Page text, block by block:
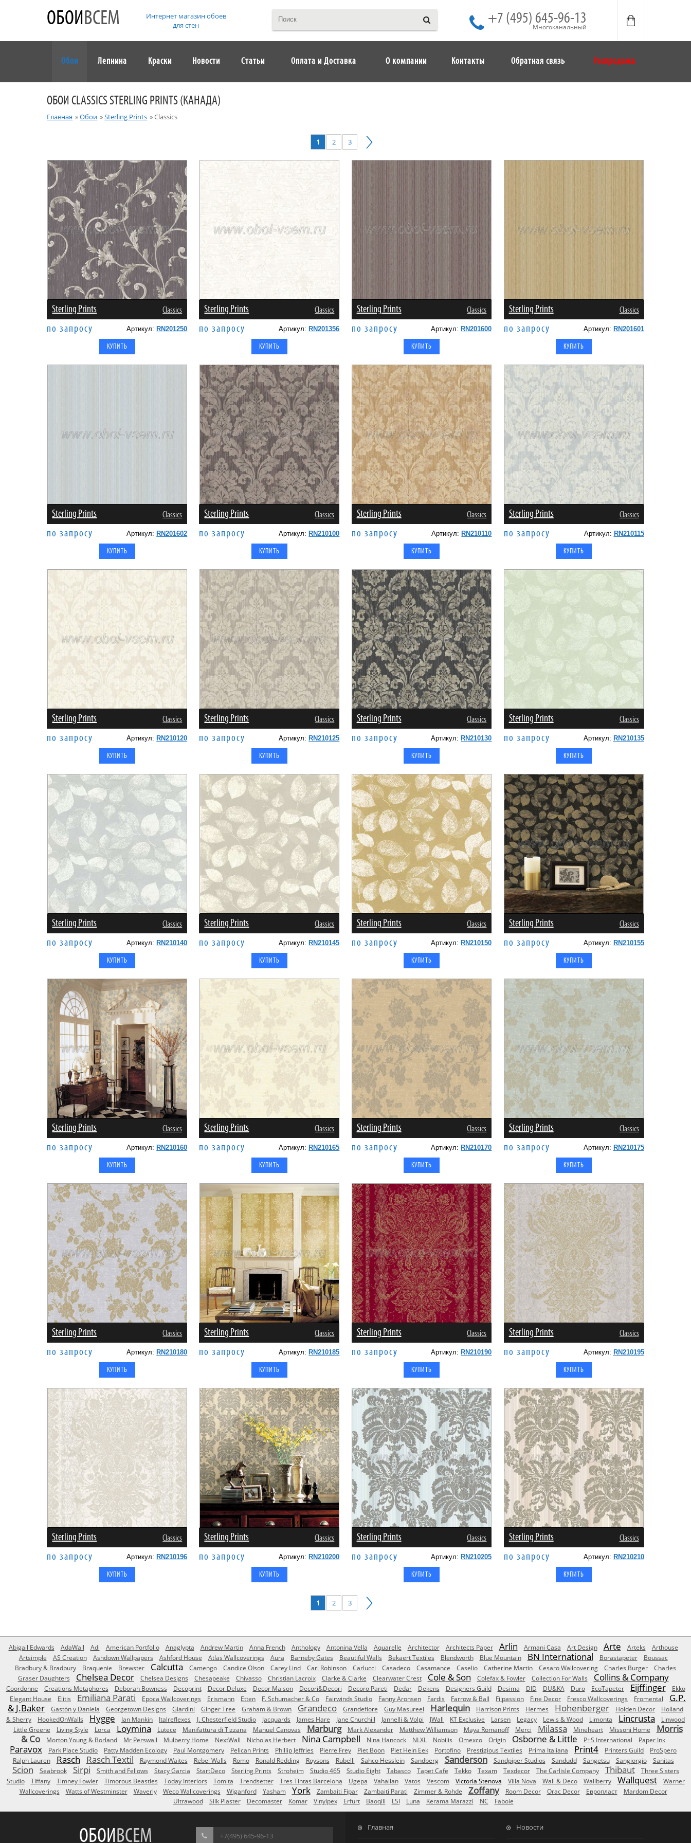
ОБОИВСЕМ
Интернет магазин обоев
для стен
+7 (495) 645-96-13
Многоканальный
Обои Лепнина Краски Новости Статьи Оплата и Доставка О компании Контакты Обратная связь Распродажа
ОБОИ CLASSICS STERLING PRINTS (КАНАДА)
Главная »Обои »Sterling Prints »Classics
1 2 3
Sterling Prints Classics
по запросу Артикул: RN201250
Sterling Prints Classics
по запросу Артикул: RN201356
Sterling Prints Classics
по запросу Артикул: RN201600
Sterling Prints Classics
по запросу Артикул: RN201601
Sterling Prints Classics
по запросу Артикул: RN201602
Sterling Prints Classics
по запросу Артикул: RN210100
Sterling Prints Classics
по запросу Артикул: RN210110
Sterling Prints Classics
по запросу Артикул: RN210115
Sterling Prints Classics
по запросу Артикул: RN210120
Sterling Prints Classics
по запросу Артикул: RN210125
Sterling Prints Classics
по запросу Артикул: RN210130
Sterling Prints Classics
по запросу Артикул: RN210135
Sterling Prints Classics
по запросу Артикул: RN210140
Sterling Prints Classics
по запросу Артикул: RN210145
Sterling Prints Classics
по запросу Артикул: RN210150
Sterling Prints Classics
по запросу Артикул: RN210155
Sterling Prints Classics
по запросу Артикул: RN210160
Sterling Prints Classics
по запросу Артикул: RN210165
Sterling Prints Classics
по запросу Артикул: RN210170
Sterling Prints Classics
по запросу Артикул: RN210175
Sterling Prints Classics
по запросу Артикул: RN210180
Sterling Prints Classics
по запросу Артикул: RN210185
Sterling Prints Classics
по запросу Артикул: RN210190
Sterling Prints Classics
по запросу Артикул: RN210195
Sterling Prints Classics
по запросу Артикул: RN210196
Sterling Prints Classics
по запросу Артикул: RN210200
Sterling Prints Classics
по запросу Артикул: RN210205
Sterling Prints Classics
по запросу Артикул: RN210210
1 2 3
Abigail Edwards AdaWall Adi American Portfolio Anaglypta Andrew Martin Anna French Anthology Antonina Vella Aquarelle Architector Architects Paper Arlin Armani Casa Art Design Arte Arteks
Arthouse
Artsimple
AS Creation Ashdown Wallpapers Ashford House Atlas Wallcoverings Aura Barneby Gates Beautiful Walls Bekaert Textiles Blendworth Blue Mountain BN International Borastapeter
Boussac
Bradbury & Bradbury
Braquenie Brewster Calcutta Camengo Candice Olson Carey Lind Carl Robinson Carlucci Casadeco Casamance Caselio Catherine Martin Cesaro Wallcovering Charles Burger
Charles
Graser Daughters
Chelsea Decor Chelsea Designs Chesapeake Chivasso Christian Lacroix Clarke & Clarke Clearwater Crest Cole & Son Colefax & Fowler Collection For Walls Collins & Company
Coordonne Creations Metaphores Deborah Bowness Decoprint Decor Deluxe Decor Maison Decori&Decori Decoro Pareti Dedar Dekens Designers Guild Desima DID DU&KA Duro EcoTapeter Eijffinger
Ekko
Elegant House
Elitis Emiliana Parati Epoca Wallcoverings Erismann Etten F. Schumacher & Co Fairwinds Studio Fanny Aronsen Fardis Farrow & Ball Filpassion Fine Decor Fresco Wallcoverings Fromental
G.P.
& J.Baker
Gastón y Daniela Georgetown Designs Giardini Ginger Tree Graham & Brown Grandeco Grandefiore Guy Masureel Harlequin Harrison Prints Hermes Hohenberger Holden Decor
Holland
& Sherry
HookedOnWalls Hygge Ian Mankin Italreflexes J. Chesterfield Studio Jacquards James Hare Jane Churchill Jannelli & Volpi JWall KT Exclusive Larsen Legacy Lewis & Wood Limonta Lincrusta
Linwood
Little Greene
Living Style Lorca Loymina Lutece Manifattura di Tizzana Manuel Canovas Marburg Mark Alexander Matthew Williamson Maya Romanoff Merci Milassa Mineheart Missoni Home
Morris
& Co
Morton Young & Borland Mr Perswall Mulberry Home NextWall Nicholas Herbert Nina Campbell Nina Hancock NLXL Nobilis Omexco Origin Osborne & Little P+S International Paper Ink
Paravox Park Place Studio Patty Madden Ecology Paul Montgomery Pelican Prints Phillip Jeffries Pierre Frey Piet Boon Piet Hein Eek Portofino Prestigious Textiles Prima Italiana Print4 Printers Guild
ProSpero
Ralph Lauren
Rasch Rasch Textil Raymond Waites Rebel Walls Romo Ronald Redding Roysons Rubelli Sahco Hesslein Sandberg Sanderson Sandpiper Studios Sandudd Sangetsu Sangiorgio Sanitas
Scion Seabrook Sirpi Smith and Fellows Stacy Garcia StartDeco Sterling Prints Stroheim Studio 465 Studio Eight Tabasco Tapet Cafe Tekko Texam Texdecor The Carlisle Company Thibaut
Three Sisters
Studio
Tiffany Timney Fowler Timorous Beasties Today Interiors Tomita Trendsetter Tres Tintas Barcelona Ugepa Vahallan Vatos Vescom Victoria Stenova Villa Nova Wall & Deco Wallberry Wallquest
Warner
Wallcoverings
Watts of Westminster Waverly Weco Wallcoverings Wiganford Yasham York Zambaiti Fipar Zambaiti Parati Zimmer & Rohde Zoffany Room Decor Orac Decor Европласт
Mardom Decor
Ultrawood
Silk Plaster Decomaster Komar Vinylpex Erfurt Baoqili LSI Luna Kerama Marazzi NC Faboie
ОБОИВСЕМ +7(495) 645-96-13
Главная Новости